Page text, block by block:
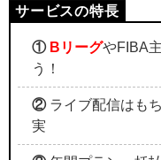
① BリーグやFIBA
う！
②ライブ配信はも
実